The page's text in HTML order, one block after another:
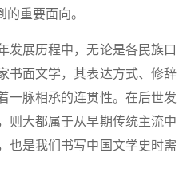
重要面向。
展历程中，无论是各民族口
书面文学，其表达方式、修辞
一脉相承的连贯性。在后世发
则大都属于从早期传统主流中
也是我们书写中国文学史时需